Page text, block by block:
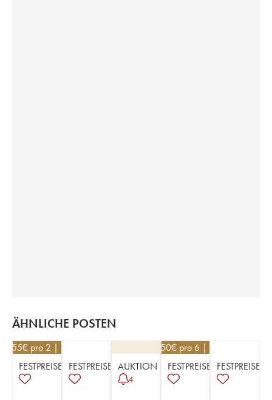
ÄHNLICHE POSTEN
€ pro 2 | -5%
FESTPREISE
FESTPREISE AUKTION
4
103,50€ pro 6 | -10%
FESTPREISE
FESTPREISE